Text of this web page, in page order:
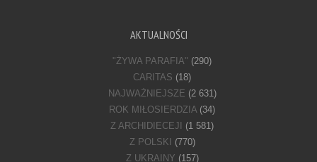
AKTUALNOŚCI
"ŻYWA PARAFIA" (290)
CARITAS (18)
NAJWAŻNIEJSZE (2 631)
ROK MIŁOSIERDZIA (34)
Z ARCHIDIECEJI (1 581)
Z POLSKI (770)
Z UKRAINY (157)